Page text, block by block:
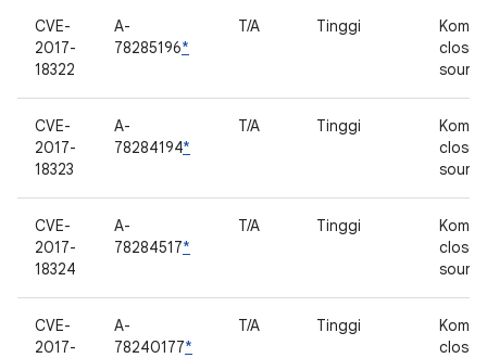
CVE-
2017-
18322
A-
78285196*
T/A Tinggi
closed
source
CVE-
2017-
18323
A-
78284194*
T/A Tinggi
closed
source
CVE-
2017-
18324
A-
78284517*
T/A Tinggi
closed
source
CVE-
2017-
A-
78240177*
T/A Tinggi
closed